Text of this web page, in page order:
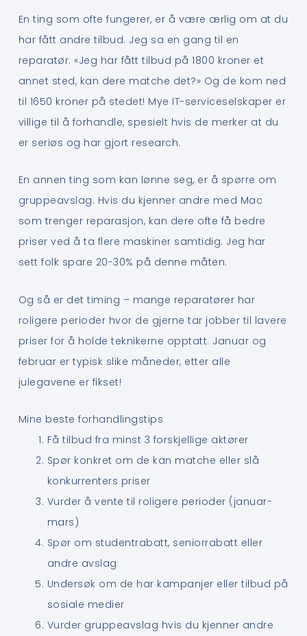
En ting som ofte fungerer, er å være ærlig om at du
har fått andre tilbud. Jeg sa en gang til en
reparatør: «Jeg har fått tilbud på 1800 kroner et
annet sted, kan dere matche det?» Og de kom ned
til 1650 kroner på stedet! Mye IT-serviceselskaper er
villige til å forhandle, spesielt hvis de merker at du
er seriøs og har gjort research.
En annen ting som kan lønne seg, er å spørre om
gruppeavslag. Hvis du kjenner andre med Mac
som trenger reparasjon, kan dere ofte få bedre
priser ved å ta flere maskiner samtidig. Jeg har
sett folk spare 20-30% på denne måten.
Og så er det timing – mange reparatører har
roligere perioder hvor de gjerne tar jobber til lavere
priser for å holde teknikerne opptatt. Januar og
februar er typisk slike måneder, etter alle
julegavene er fikset!
Mine beste forhandlingstips
Få tilbud fra minst 3 forskjellige aktører
Spør konkret om de kan matche eller slå
konkurrenters priser
Vurder å vente til roligere perioder (januar-
mars)
Spør om studentrabatt, seniorrabatt eller
andre avslag
Undersøk om de har kampanjer eller tilbud på
sosiale medier
Vurder gruppeavslag hvis du kjenner andre